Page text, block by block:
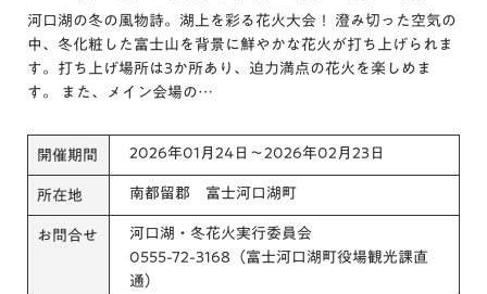
河口湖の冬の風物詩。湖上を彩る花火大会！ 澄み切った空気の
中、冬化粧した富士山を背景に鮮やかな花火が打ち上げられま
す。打ち上げ場所は3か所あり、迫力満点の花火を楽しめま
す。 また、メイン会場の…
開催期間 2026年01月24日～2026年02月23日
所在地 南都留郡 富士河口湖町
お問合せ
河口湖・冬花火実行委員会
0555-72-3168（富士河口湖町役場観光課直
通）